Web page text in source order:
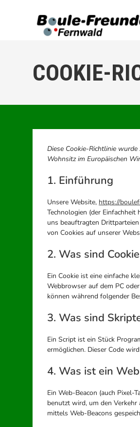
COOKIE-
Diese Cookie-Richtlinie
Wohnsitz im Europäischen
1. Einführung
Unsere Website, https://
Technologien (der
uns beauftragten
von Cookies auf unserer
2. Was sind
Ein Cookie ist eine einfache
Webbrowser auf dem PC
können während folgender
3. Was sind
Ein Script ist ein Stück
ermöglichen. Dieser Code
4. Was ist ein
Ein Web-Beacon (auch Pixel-
benutzt wird, um den
mittels Web-Beacons